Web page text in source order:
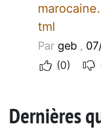
tml
Par geb ,
(0)
Dernières